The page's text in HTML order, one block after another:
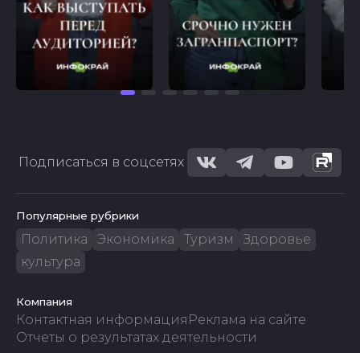
Подписаться в соцсетях
Популярные рубрики
Политика Экономика Туризм
Здоровье
культура
Компания
Контактная информация Реклама на сайте
Отчеты о результатах деятельности